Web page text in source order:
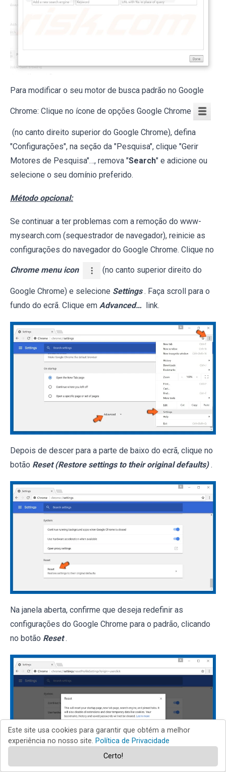
Para modificar o seu motor de busca padrão no Google
Chrome: Clique no ícone de opções Google Chrome
(no canto direito superior do Google Chrome), defina
"Configurações", na seção da "Pesquisa", clique "Gerir
Motores de Pesquisa"…, remova "Search" e adicione ou
selecione o seu domínio preferido.
Método opcional:
Se continuar a ter problemas com a remoção do www-
mysearch.com (sequestrador de navegador), reinicie as
configurações do navegador do Google Chrome. Clique no
Chrome menu icon (no canto superior direito do
Google Chrome) e selecione Settings . Faça scroll para o
fundo do ecrã. Clique em Advanced… link.
Depois de descer para a parte de baixo do ecrã, clique no
botão Reset (Restore settings to their original defaults) .
Na janela aberta, confirme que deseja redefinir as
configurações do Google Chrome para o padrão, clicando
no botão Reset .
Este site usa cookies para garantir que obtém a melhor
experiência no nosso site. Política de Privacidade
Certo!